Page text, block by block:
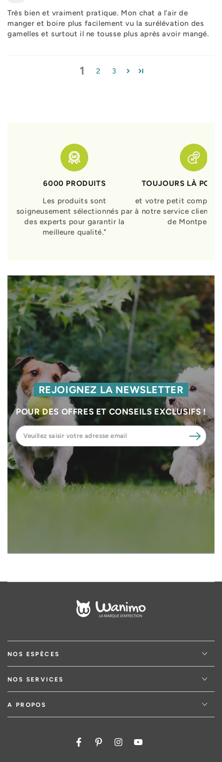
Très bien et vraiment pratique. Mon chat a l'air de
manger et boire plus facilement vu la surélévation des
gamelles et surtout il ne tousse plus après avoir mangé.
1 2 3
6000 PRODUITS
Les produits sont
soigneusement sélectionnés par
des experts pour garantir la
meilleure qualité."
TOUJOURS LÀ
et votre petit
à notre service clients
de Montpellier
REJOIGNEZ LA NEWSLETTER
POUR DES OFFRES ET CONSEILS EXCLUSIFS !
Veuillez
saisir
votre
adresse
email
NOS ESPÈCES
NOS SERVICES
A PROPOS
FacebookPinterestInstagramYouTube